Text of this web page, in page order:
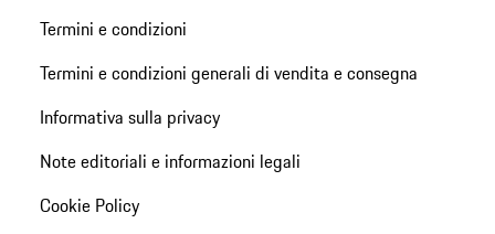
Termini e condizioni
Termini e condizioni generali di vendita e consegna
Informativa sulla privacy
Note editoriali e informazioni legali
Cookie Policy